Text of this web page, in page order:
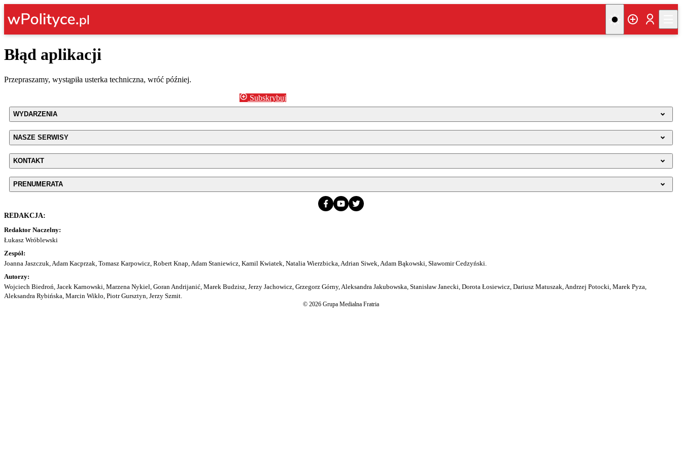
Błąd aplikacji
Przepraszamy, wystąpiła usterka techniczna, wróć później.
Subskrybuj
WYDARZENIA
NASZE SERWISY
KONTAKT
PRENUMERATA
REDAKCJA:
Redaktor Naczelny:
Łukasz Wróblewski
Zespół:
Joanna Jaszczuk, Adam Kacprzak, Tomasz Karpowicz, Robert Knap, Adam Staniewicz, Kamil Kwiatek, Natalia Wierzbicka, Adrian Siwek, Adam Bąkowski, Sławomir Cedzyński.
Autorzy:
Wojciech Biedroń, Jacek Karnowski, Marzena Nykiel, Goran Andrijanić, Marek Budzisz, Jerzy Jachowicz, Grzegorz Górny, Aleksandra Jakubowska, Stanisław Janecki, Dorota Łosiewicz, Dariusz Matuszak, Andrzej Potocki, Marek Pyza,
Aleksandra Rybińska, Marcin Wikło, Piotr Gursztyn, Jerzy Szmit.
© 2026 Grupa Medialna Fratria